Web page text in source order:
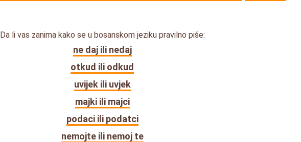
Da li vas zanima kako se u bosanskom jeziku pravilno piše:
ne daj ili nedaj
otkud ili odkud
uvijek ili uvjek
majki ili majci
podaci ili podatci
nemojte ili nemoj te